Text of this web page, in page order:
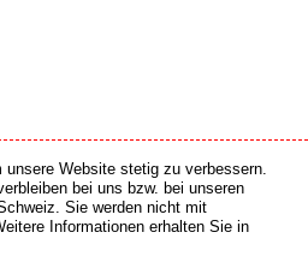
gmbh, Switzerland - all rights reserved.
Online Partner
unsere Website stetig zu verbessern.
bei uns bzw. bei unseren
Sie werden nicht mit
Informationen erhalten Sie in